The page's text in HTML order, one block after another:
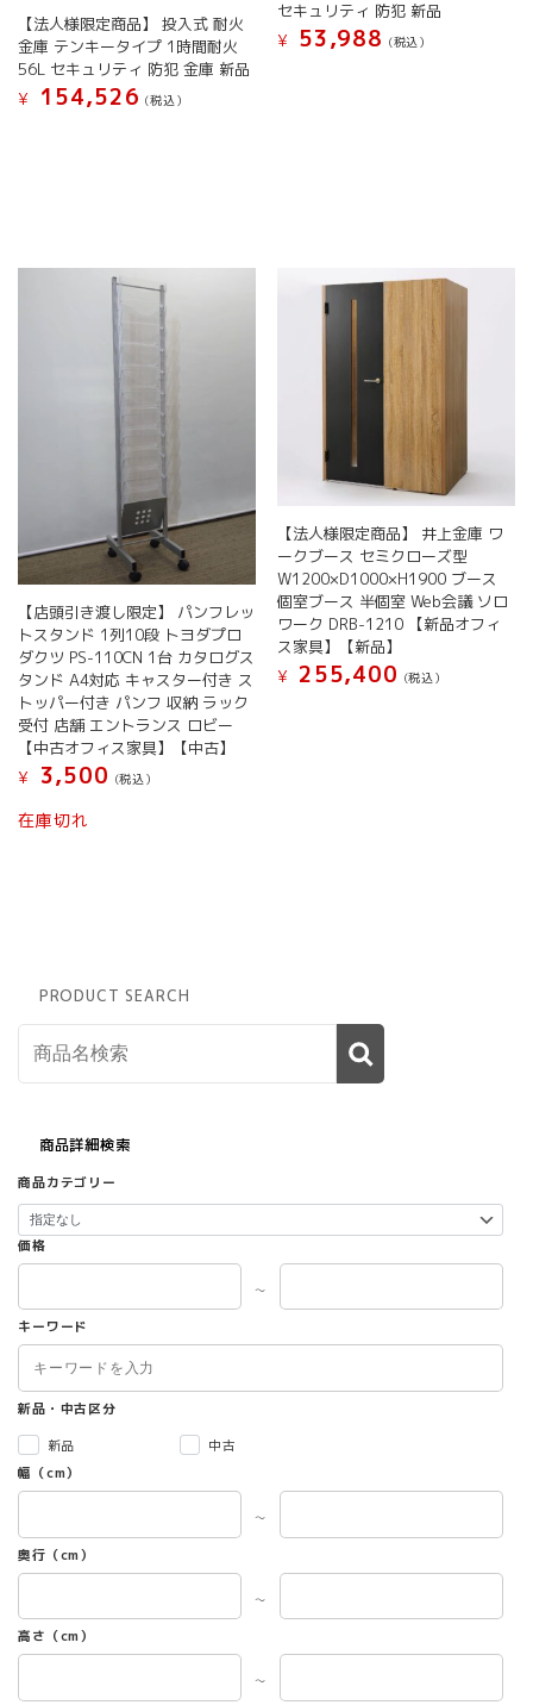
【法人様限定商品】 投入式 耐火
金庫 テンキータイプ 1時間耐火
56L セキュリティ 防犯 金庫 新品
¥
154,526 (税込）
セキュリティ 防犯 新品
¥
53,988 (税込）
【店頭引き渡し限定】 パンフレッ
トスタンド 1列10段 トヨダプロ
ダクツ PS-110CN 1台 カタログス
タンド A4対応 キャスター付き ス
トッパー付き パンフ 収納 ラック
受付 店舗 エントランス ロビー
【中古オフィス家具】【中古】
¥
3,500 (税込）
在庫切れ
【法人様限定商品】 井上金庫 ワ
ークブース セミクローズ型
W1200×D1000×H1900 ブース
個室ブース 半個室 Web会議 ソロ
ワーク DRB-1210 【新品オフィ
ス家具】【新品】
¥ 255,400 (税込）
が
オ
プ
ン
商
ペ
ら
択
ま
PRODUCT SEARCH
商品詳細検索
商品カテゴリー
価格
～
キーワード
新品・中古区分
新品
中古
幅（cm）
～
奥行（cm）
～
高さ（cm）
～